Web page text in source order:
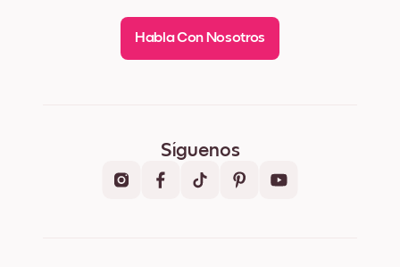
Habla Con Nosotros
Síguenos